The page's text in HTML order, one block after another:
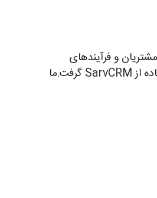
و فرآیندهای
داخلی خود نیاز به یک سیستم مدیریت ارتباط با مشتریان (CRM) کارآمد داشت. پس از بررسی‌های متعدد و مشاوره با تیم سرونو، تصمیم به استفاده از SarvCRM گرفت.ما